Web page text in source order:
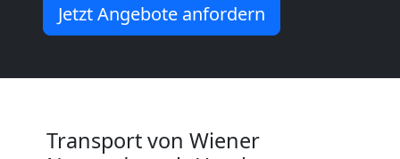
Jetzt Angebote anfordern
Transport von Wiener
LKW
Wiener
Neustadt